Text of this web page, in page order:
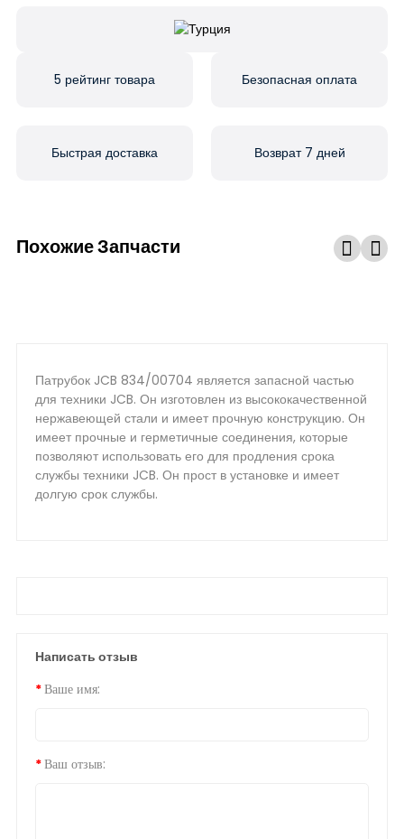
5 рейтинг товара Безопасная оплата
Быстрая доставка Возврат 7 дней
Похожие Запчасти
Патрубок JCB 834/00704 является запасной частью
для техники JCB. Он изготовлен из высококачественной
нержавеющей стали и имеет прочную конструкцию. Он
имеет прочные и герметичные соединения, которые
позволяют использовать его для продления срока
службы техники JCB. Он прост в установке и имеет
долгую срок службы.
Написать отзыв
Ваше имя:
Ваш отзыв: